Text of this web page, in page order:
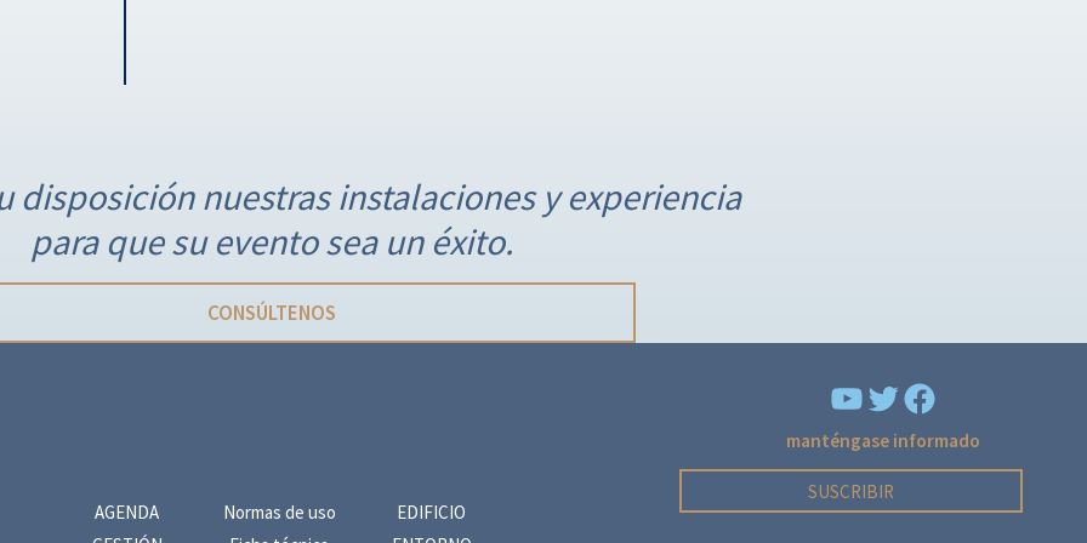
disposición nuestras instalaciones y experiencia
para que su evento sea un éxito.
CONSÚLTENOS
AGENDA
Normas de uso
EDIFICIO
YouTubeFacebook
manténgase informado
SUSCRIBIR